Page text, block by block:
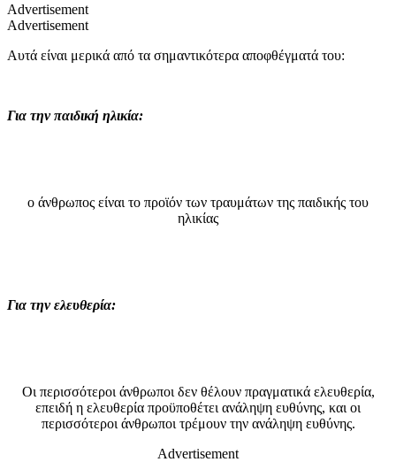
Advertisement
Advertisement
Αυτά είναι μερικά από τα σημαντικότερα αποφθέγματά του:
Για την παιδική ηλικία:
ο άνθρωπος είναι το προϊόν των τραυμάτων της παιδικής του
ηλικίας
Για την ελευθερία:
Οι περισσότεροι άνθρωποι δεν θέλουν πραγματικά ελευθερία,
επειδή η ελευθερία προϋποθέτει ανάληψη ευθύνης, και οι
περισσότεροι άνθρωποι τρέμουν την ανάληψη ευθύνης.
Advertisement